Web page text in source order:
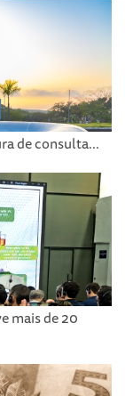
de consulta...
mais de 20